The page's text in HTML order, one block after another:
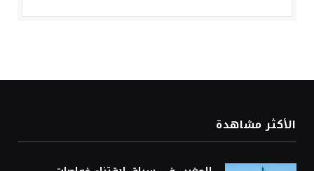
الأكثر مشاهدة